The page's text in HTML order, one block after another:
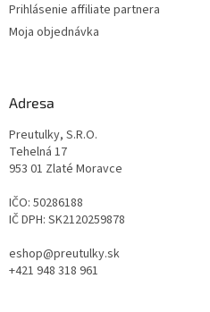
Prihlásenie affiliate partnera
Moja objednávka
Adresa
Preutulky, S.R.O.
Tehelná 17
953 01 Zlaté Moravce
IČO: 50286188
IČ DPH: SK2120259878
eshop@preutulky.sk
+421 948 318 961